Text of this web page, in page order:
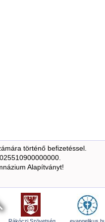
történő befizetéssel.
Alapítványt!